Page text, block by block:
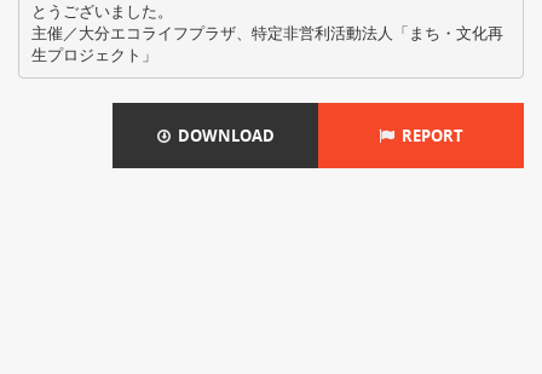
とうございました。
主催／大分エコライフプラザ、特定非営利活動法人「まち・文化再
DOWNLOAD REPORT